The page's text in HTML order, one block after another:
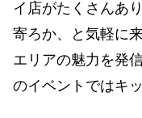
イ店がたくさんあ
寄ろか、と気軽に
エリアの魅力を発
のイベントではキ